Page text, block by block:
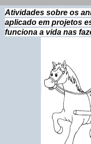
Atividades sobre os
aplicado em projetos
funciona a vida nas